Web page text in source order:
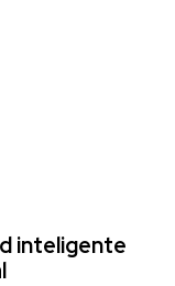
inteligente